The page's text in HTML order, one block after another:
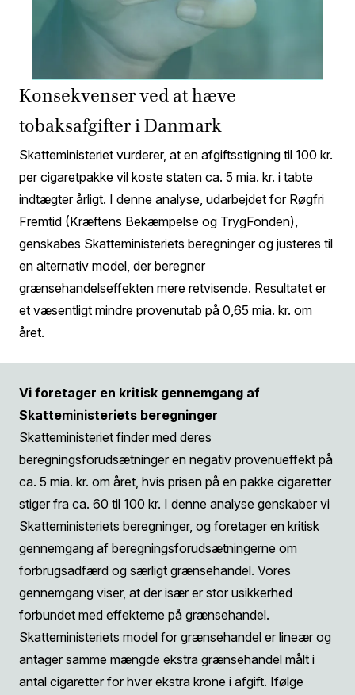
Konsekvenser ved at hæve
tobaksafgifter i Danmark
Skatteministeriet vurderer, at en afgiftsstigning til 100 kr.
per cigaretpakke vil koste staten ca. 5 mia. kr. i tabte
indtægter årligt. I denne analyse, udarbejdet for Røgfri
Fremtid (Kræftens Bekæmpelse og TrygFonden),
genskabes Skatteministeriets beregninger og justeres til
en alternativ model, der beregner
grænsehandelseffekten mere retvisende. Resultatet er
et væsentligt mindre provenutab på 0,65 mia. kr. om
året.
Vi foretager en kritisk gennemgang af
Skatteministeriets beregninger
Skatteministeriet finder med deres
beregningsforudsætninger en negativ provenueffekt på
ca. 5 mia. kr. om året, hvis prisen på en pakke cigaretter
stiger fra ca. 60 til 100 kr. I denne analyse genskaber vi
Skatteministeriets beregninger, og foretager en kritisk
gennemgang af beregningsforudsætningerne om
forbrugsadfærd og særligt grænsehandel. Vores
gennemgang viser, at der især er stor usikkerhed
forbundet med effekterne på grænsehandel.
Skatteministeriets model for grænsehandel er lineær og
antager samme mængde ekstra grænsehandel målt i
antal cigaretter for hver ekstra krone i afgift. Ifølge